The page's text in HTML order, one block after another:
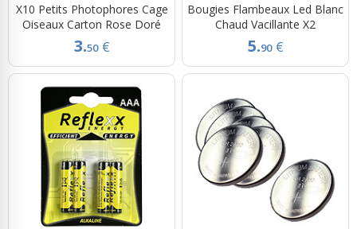
X10 Petits Photophores Cage
Oiseaux Carton Rose Doré
3.50 €
Bougies Flambeaux Led Blanc
Chaud Vacillante X2
5.90 €